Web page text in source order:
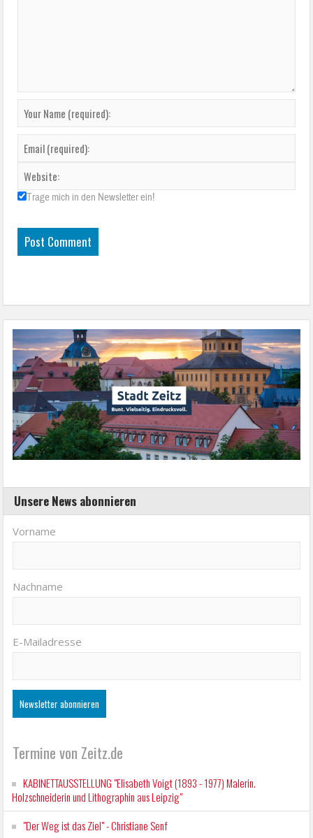
Trage mich in den Newsletter ein!
Unsere News abonnieren
Vorname
Nachname
E-Mailadresse
Termine von Zeitz.de
KABINETTAUSSTELLUNG "Elisabeth Voigt (1893 - 1977) Malerin.
Holzschneiderin und Lithographin aus Leipzig"
"Der Weg ist das Ziel" - Christiane Senf